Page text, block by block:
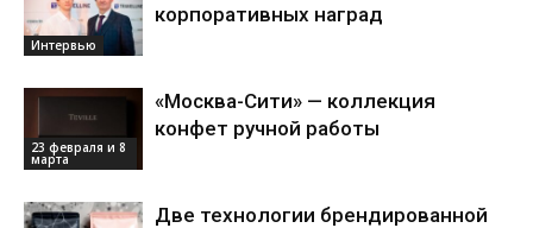
Интервью
корпоративных наград
23 февраля и 8
марта
«Москва-Сити» — коллекция
конфет ручной работы
Две технологии брендированной